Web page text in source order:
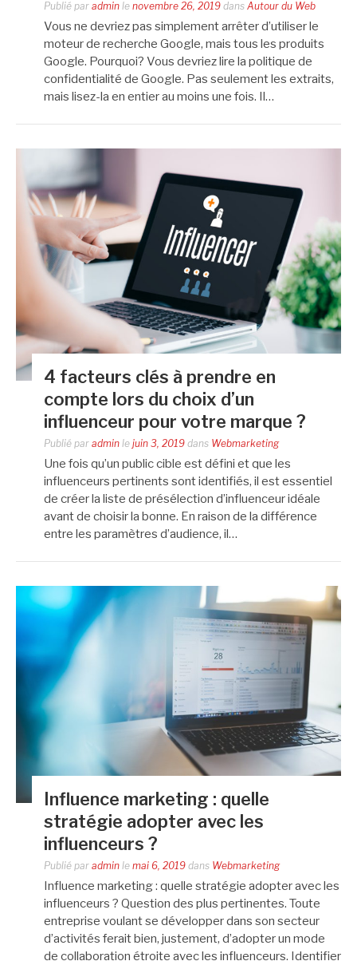
Publié par admin le novembre 26, 2019 dans Autour du Web
Vous ne devriez pas simplement arrêter d’utiliser le
moteur de recherche Google, mais tous les produits
Google. Pourquoi? Vous devriez lire la politique de
confidentialité de Google. Pas seulement les extraits,
mais lisez-la en entier au moins une fois. Il…
4 facteurs clés à prendre en
compte lors du choix d’un
influenceur pour votre marque ?
Publié par admin le juin 3, 2019 dans Webmarketing
Une fois qu’un public cible est défini et que les
influenceurs pertinents sont identifiés, il est essentiel
de créer la liste de présélection d’influenceur idéale
avant de choisir la bonne. En raison de la différence
entre les paramètres d’audience, il…
Influence marketing : quelle
stratégie adopter avec les
influenceurs ?
Publié par admin le mai 6, 2019 dans Webmarketing
Influence marketing : quelle stratégie adopter avec les
influenceurs ? Question des plus pertinentes. Toute
entreprise voulant se développer dans son secteur
d’activités ferait bien, justement, d’adopter un mode
de collaboration étroite avec les influenceurs. Identifier